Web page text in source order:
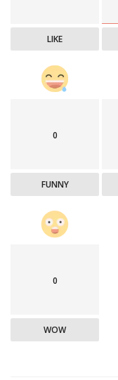
LIKE
0
FUNNY
0
WOW